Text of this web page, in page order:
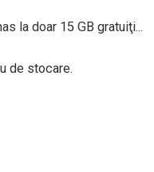
la doar 15 GB gratuiţi...
de stocare.